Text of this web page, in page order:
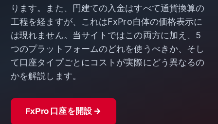
ります。また、円建ての入金はすべて通貨換算の
工程を経ますが、これはFxPro自体の価格表示に
は現れません。当サイトではこの両方に加え、5
つのプラットフォームのどれを使うべきか、そし
て口座タイプごとにコストが実際にどう異なるの
かを解説します。
FxPro 口座を開設 →